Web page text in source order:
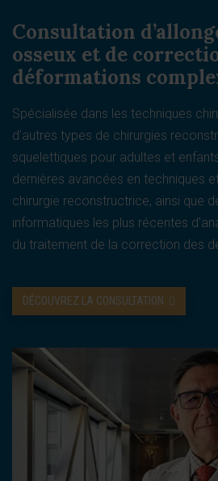
Consultation
osseux et de
déformations
Spécialisée dans les techniques
d’autres types de chirurgies
squelettiques pour adultes et
dernières avancées en techniques
chirurgie reconstructrice, ainsi que
informatiques les plus récentes
du traitement de la correction des
DÉCOUVREZ LA CONSULTATION